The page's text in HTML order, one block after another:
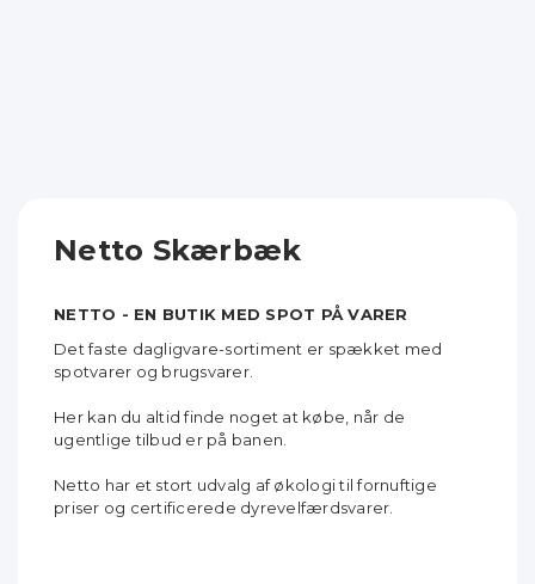
Netto Skærbæk
NETTO - EN BUTIK MED SPOT PÅ VARER
Det faste dagligvare-sortiment er spækket med
spotvarer og brugsvarer.
Her kan du altid finde noget at købe, når de
ugentlige tilbud er på banen.
Netto har et stort udvalg af økologi til fornuftige
priser og certificerede dyrevelfærdsvarer.